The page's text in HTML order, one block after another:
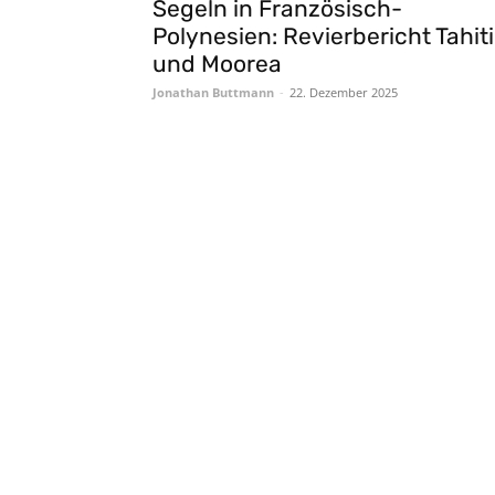
Segeln in Französisch-
Polynesien: Revierbericht Tahiti
und Moorea
Jonathan Buttmann - 22. Dezember 2025